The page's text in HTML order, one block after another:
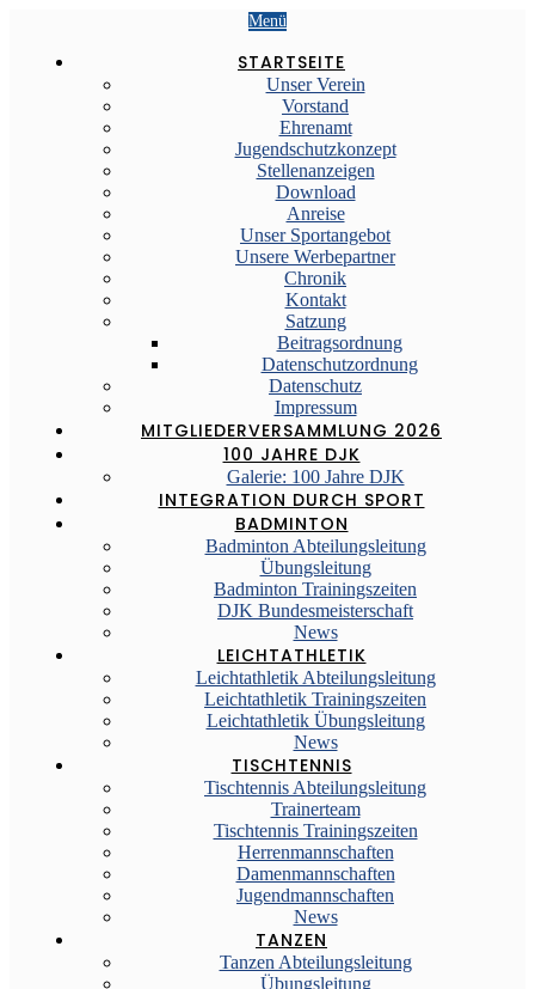
Menü
STARTSEITE
Unser Verein
Vorstand
Ehrenamt
Jugendschutzkonzept
Stellenanzeigen
Download
Anreise
Unser Sportangebot
Unsere Werbepartner
Chronik
Kontakt
Satzung
Beitragsordnung
Datenschutzordnung
Datenschutz
Impressum
MITGLIEDERVERSAMMLUNG 2026
100 JAHRE DJK
Galerie: 100 Jahre DJK
INTEGRATION DURCH SPORT
BADMINTON
Badminton Abteilungsleitung
Übungsleitung
Badminton Trainingszeiten
DJK Bundesmeisterschaft
News
LEICHTATHLETIK
Leichtathletik Abteilungsleitung
Leichtathletik Trainingszeiten
Leichtathletik Übungsleitung
News
TISCHTENNIS
Tischtennis Abteilungsleitung
Trainerteam
Tischtennis Trainingszeiten
Herrenmannschaften
Damenmannschaften
Jugendmannschaften
News
TANZEN
Tanzen Abteilungsleitung
Übungsleitung